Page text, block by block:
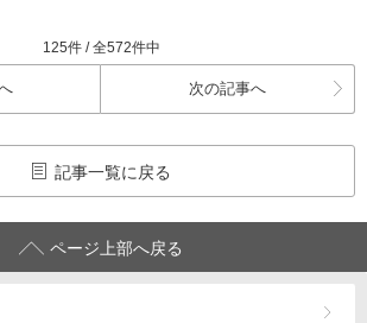
125件 / 全572件中
次の記事へ
記事一覧に戻る
ページ上部へ戻る